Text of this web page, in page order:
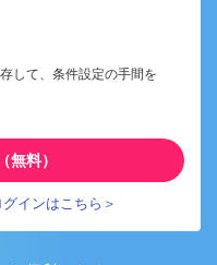
して、条件設定の手間を
無料）
インはこちら＞